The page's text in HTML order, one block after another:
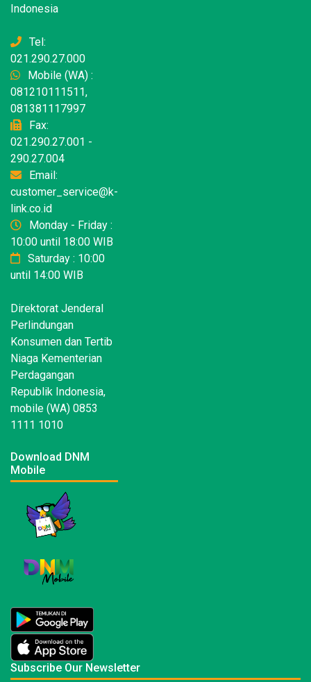
Indonesia
Tel:
021.290.27.000
Mobile (WA) :
081210111511,
081381117997
Fax:
021.290.27.001 -
290.27.004
Email:
customer_service@k-
link.co.id
Monday - Friday :
10:00 until 18:00 WIB
Saturday : 10:00
until 14:00 WIB
Direktorat Jenderal
Perlindungan
Konsumen dan Tertib
Niaga Kementerian
Perdagangan
Republik Indonesia,
mobile (WA) 0853
1111 1010
Download DNM
Mobile
Subscribe Our Newsletter